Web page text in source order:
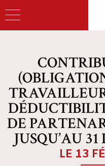
DE
JUSQU’AU
LE 13